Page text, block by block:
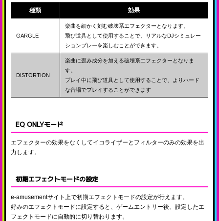
種類 効果
GARGLE
楽曲を細かく刻む破壊系エフェクターとなります。
飛び道具として使用することで、リアルなDJシミュレー
ションプレーを楽しむことができます。
DISTORTION
楽曲に歪み成分を加える破壊系エフェクターとなりま
す。
プレイ中に飛び道具として使用することで、よりハード
な音場でプレイすることができます
EQ ONLYモード
エフェクターの効果をなくしてイコライザーとフィルターのみの効果を出
力します。
初期エフェクトモードの設定
e-amusementサイト上で初期エフェクトモードの設定が行えます。
好みのエフェクトモードに設定すると、ゲームエントリー後、設定したエ
フェクトモードに自動的に切り替わります。